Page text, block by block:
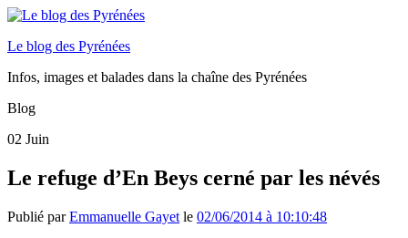
Le blog des Pyrénées
Infos, images et balades dans la chaîne des Pyrénées
Blog
02 Juin
Le refuge d’En Beys cerné par les névés
Publié parEmmanuelle Gayet le 02/06/2014 à 10:10:48